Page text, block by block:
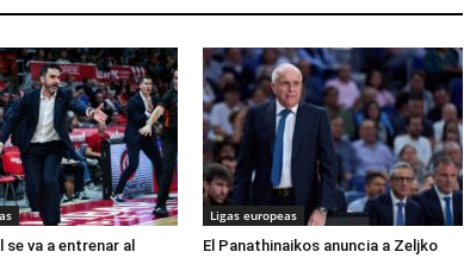
se va a entrenar al
Ligas europeas
El Panathinaikos anuncia a Zeljko